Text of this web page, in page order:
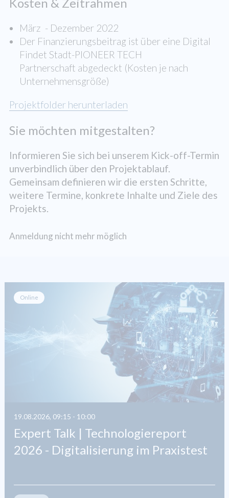
März - Dezember 2022
Der Finanzierungsbeitrag ist über eine Digital
Findet Stadt-PIONEER TECH
Partnerschaft abgedeckt (Kosten je nach
Unternehmensgröße)
Projektfolder herunterladen
Sie möchten mitgestalten?
Informieren Sie sich bei unserem Kick-off-Termin
unverbindlich über den Projektablauf.
Gemeinsam definieren wir die ersten Schritte,
weitere Termine, konkrete Inhalte und Ziele des
Projekts.
Anmeldung nicht mehr möglich
Online
19.08.2026, 09:15 - 10:00
Expert Talk | Technologiereport
2026 - Digitalisierung im Praxistest